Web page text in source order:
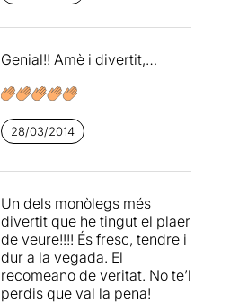
Genial!! Amè i divertit,…
28/03/2014
Un dels monòlegs més
divertit que he tingut el plaer
de veure!!!! És fresc, tendre i
dur a la vegada. El
recomeano de veritat. No te’l
perdis que val la pena!